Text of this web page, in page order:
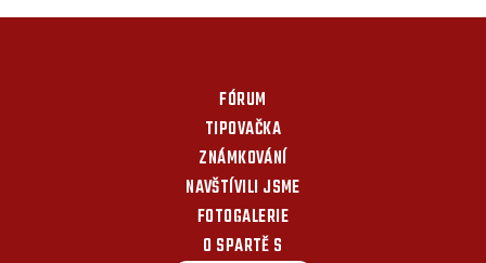
FÓRUM
TIPOVAČKA
ZNÁMKOVÁNÍ
NAVŠTÍVILI JSME
FOTOGALERIE
O SPARTĚ S